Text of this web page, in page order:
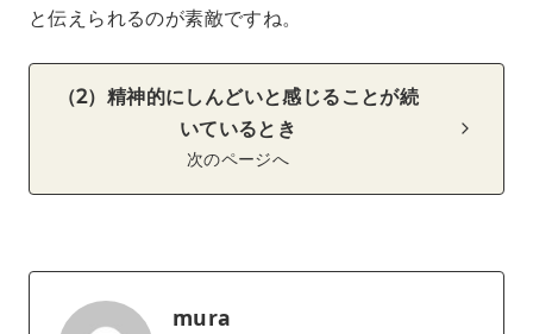
と伝えられるのが素敵ですね。
（2）精神的にしんどいと感じることが続
いているとき
次のページへ
mura